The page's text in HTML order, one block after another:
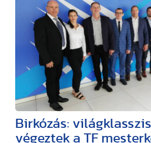
Birkózás:
végeztek a TF